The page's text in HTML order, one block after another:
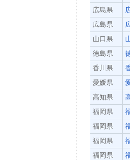
広島県
広島県
山口県
徳島県
香川県
愛媛県
高知県
福岡県
福岡県
福岡県
福岡県